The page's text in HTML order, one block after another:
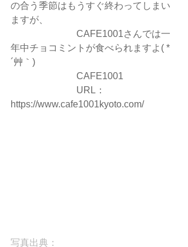
の合う季節はもうすぐ終わってしまい
ますが、
CAFE1001さんでは一
年中チョコミントが食べられますよ( *
´艸｀)
CAFE1001
URL：
https://www.cafe1001kyoto.com/
写真出典：